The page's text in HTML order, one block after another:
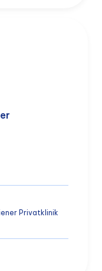
Privatklinik